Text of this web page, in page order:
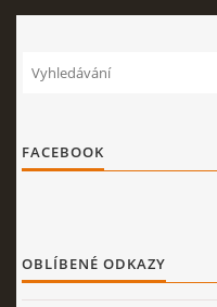
Poříčany okr. Kolín
FACEBOOK
OBLÍBENÉ ODKAZY